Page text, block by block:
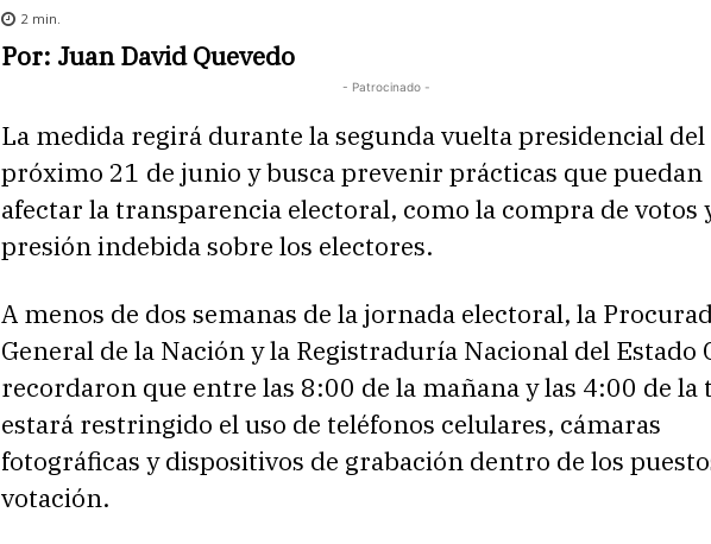
2 min.
Por: Juan David Quevedo
- Patrocinado -
La medida regirá durante la segunda vuelta presidencial del
próximo 21 de junio y busca prevenir prácticas que puedan
afectar la transparencia electoral, como la compra de votos
presión indebida sobre los electores.
A menos de dos semanas de la jornada electoral, la
General de la Nación y la Registraduría Nacional del Estado
recordaron que entre las 8:00 de la mañana y las 4:00 de la
estará restringido el uso de teléfonos celulares, cámaras
fotográficas y dispositivos de grabación dentro de los
votación.